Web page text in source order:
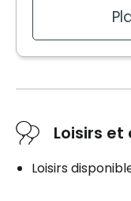
Loisirs
Loisirs